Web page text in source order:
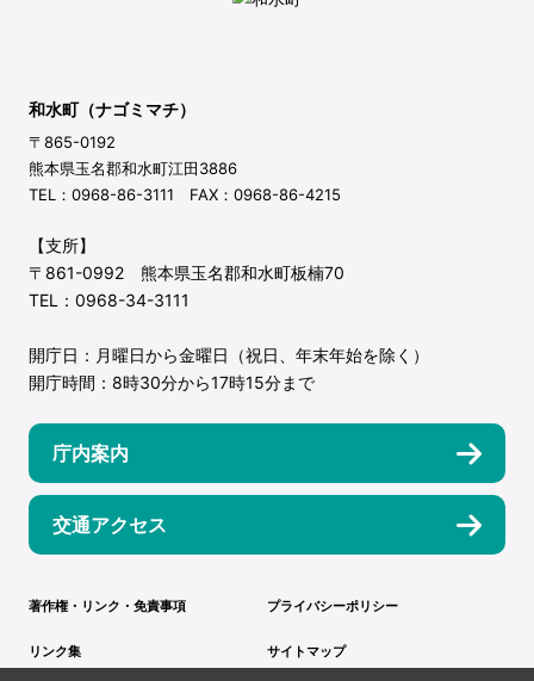
和水町（ナゴミマチ）
〒865-0192
熊本県玉名郡和水町江田3886
TEL：0968-86-3111 FAX：0968-86-4215
【支所】
〒861-0992 熊本県玉名郡和水町板楠70
TEL：0968-34-3111
開庁日：月曜日から金曜日（祝日、年末年始を除く）
開庁時間：8時30分から17時15分まで
庁内案内
交通アクセス
著作権・リンク・免責事項 プライバシーポリシー
リンク集 サイトマップ